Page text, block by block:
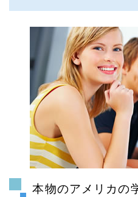
本物のアメリカの